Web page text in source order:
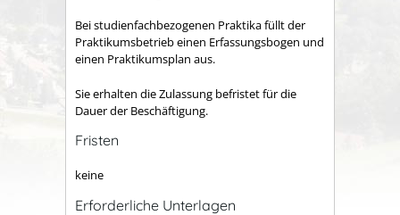
Bei studienfachbezogenen Praktika füllt der
Praktikumsbetrieb einen Erfassungsbogen und
einen Praktikumsplan aus.
Sie erhalten die Zulassung befristet für die
Dauer der Beschäftigung.
Fristen
keine
Erforderliche Unterlagen